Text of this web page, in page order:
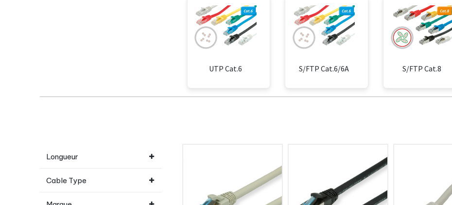
UTP Cat.6 S/FTP Cat.6/6A S/FTP Cat.8
Longueur
Cable Type